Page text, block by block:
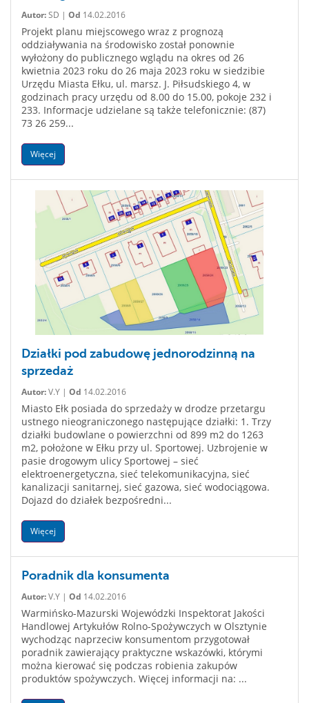
Autor:SD | Od 14.02.2016
Projekt planu miejscowego wraz z prognozą
oddziaływania na środowisko został ponownie
wyłożony do publicznego wglądu na okres od 26
kwietnia 2023 roku do 26 maja 2023 roku w siedzibie
Urzędu Miasta Ełku, ul. marsz. J. Piłsudskiego 4, w
godzinach pracy urzędu od 8.00 do 15.00, pokoje 232 i
233. Informacje udzielane są także telefonicznie: (87)
73 26 259...
Więcej
Działki pod zabudowę jednorodzinną na
sprzedaż
Autor:V.Y | Od 14.02.2016
Miasto Ełk posiada do sprzedaży w drodze przetargu
ustnego nieograniczonego następujące działki: 1. Trzy
działki budowlane o powierzchni od 899 m2 do 1263
m2, położone w Ełku przy ul. Sportowej. Uzbrojenie w
pasie drogowym ulicy Sportowej – sieć
elektroenergetyczna, sieć telekomunikacyjna, sieć
kanalizacji sanitarnej, sieć gazowa, sieć wodociągowa.
Dojazd do działek bezpośredni...
Więcej
Poradnik dla konsumenta
Autor:V.Y | Od 14.02.2016
Warmińsko-Mazurski Wojewódzki Inspektorat Jakości
Handlowej Artykułów Rolno-Spożywczych w Olsztynie
wychodząc naprzeciw konsumentom przygotował
poradnik zawierający praktyczne wskazówki, którymi
można kierować się podczas robienia zakupów
produktów spożywczych. Więcej informacji na: ...